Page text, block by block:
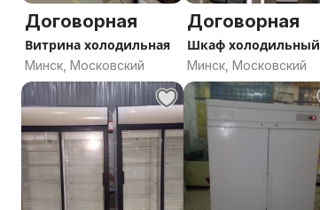
Договорная
Витрина холодильная
Минск, Московский
Договорная
Шкаф холодильный
Минск, Московский